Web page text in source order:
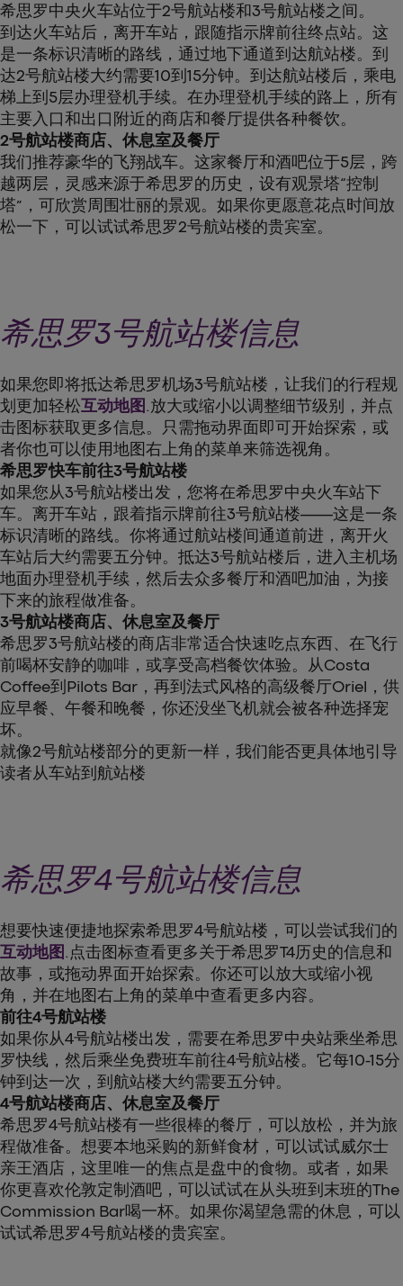
希思罗中央火车站位于2号航站楼和3号航站楼之间。
到达火车站后，离开车站，跟随指示牌前往终点站。这
是一条标识清晰的路线，通过地下通道到达航站楼。到
达2号航站楼大约需要10到15分钟。到达航站楼后，乘电
梯上到5层办理登机手续。在办理登机手续的路上，所有
主要入口和出口附近的商店和餐厅提供各种餐饮。
2号航站楼商店、休息室及餐厅
我们推荐豪华的飞翔战车。这家餐厅和酒吧位于5层，跨
越两层，灵感来源于希思罗的历史，设有观景塔“控制
塔”，可欣赏周围壮丽的景观。如果你更愿意花点时间放
松一下，可以试试希思罗2号航站楼的贵宾室。
希思罗3号航站楼信息
如果您即将抵达希思罗机场3号航站楼，让我们的行程规
划更加轻松互动地图 .放大或缩小以调整细节级别，并点
击图标获取更多信息。只需拖动界面即可开始探索，或
者你也可以使用地图右上角的菜单来筛选视角。
希思罗快车前往3号航站楼
如果您从3号航站楼出发，您将在希思罗中央火车站下
车。离开车站，跟着指示牌前往3号航站楼——这是一条
标识清晰的路线。你将通过航站楼间通道前进，离开火
车站后大约需要五分钟。抵达3号航站楼后，进入主机场
地面办理登机手续，然后去众多餐厅和酒吧加油，为接
下来的旅程做准备。
3号航站楼商店、休息室及餐厅
希思罗3号航站楼的商店非常适合快速吃点东西、在飞行
前喝杯安静的咖啡，或享受高档餐饮体验。从Costa
Coffee到Pilots Bar，再到法式风格的高级餐厅Oriel，供
应早餐、午餐和晚餐，你还没坐飞机就会被各种选择宠
坏。
就像2号航站楼部分的更新一样，我们能否更具体地引导
读者从车站到航站楼
希思罗4号航站楼信息
想要快速便捷地探索希思罗4号航站楼，可以尝试我们的
互动地图 .点击图标查看更多关于希思罗T4历史的信息和
故事，或拖动界面开始探索。你还可以放大或缩小视
角，并在地图右上角的菜单中查看更多内容。
前往4号航站楼
如果你从4号航站楼出发，需要在希思罗中央站乘坐希思
罗快线，然后乘坐免费班车前往4号航站楼。它每10-15分
钟到达一次，到航站楼大约需要五分钟。
4号航站楼商店、休息室及餐厅
希思罗4号航站楼有一些很棒的餐厅，可以放松，并为旅
程做准备。想要本地采购的新鲜食材，可以试试威尔士
亲王酒店，这里唯一的焦点是盘中的食物。或者，如果
你更喜欢伦敦定制酒吧，可以试试在从头班到末班的The
Commission Bar喝一杯。如果你渴望急需的休息，可以
试试希思罗4号航站楼的贵宾室。